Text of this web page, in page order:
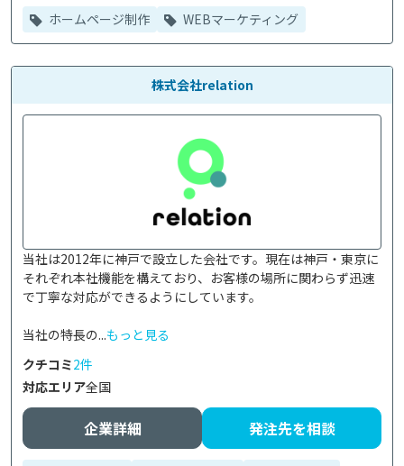
ホームページ制作 WEBマーケティング
株式会社relation
当社は2012年に神戸で設立した会社です。現在は神戸・東京に
それぞれ本社機能を構えており、お客様の場所に関わらず迅速
で丁寧な対応ができるようにしています。
当社の特長の...もっと見る
クチコミ2件
対応エリア全国
企業詳細 発注先を相談